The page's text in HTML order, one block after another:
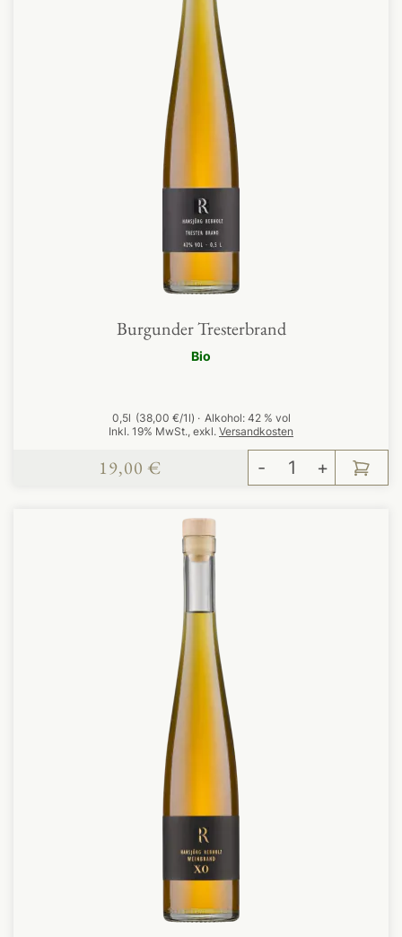
Burgunder Tresterbrand
Bio
0,5l (38,00 €/1l) Alkohol: 42 % vol
19,00 €
Inkl. 19% MwSt., exkl. Versandkosten
- +